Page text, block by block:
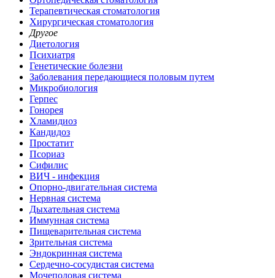
Терапевтическая стоматология
Хирургическая стоматология
Другое
Диетология
Психиатря
Генетические болезни
Заболевания передающиеся половым путем
Микробиология
Герпес
Гонорея
Хламидиоз
Кандидоз
Простатит
Псориаз
Сифилис
ВИЧ - инфекция
Опорно-двигательная система
Нервная система
Дыхательная система
Иммунная система
Пищеварительная система
Зрительная система
Эндокринная система
Сердечно-сосудистая система
Мочеполовая система